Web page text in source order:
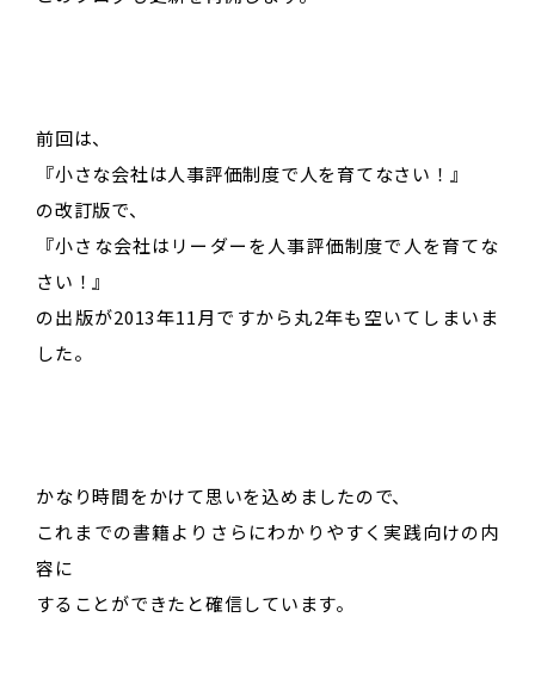
前回は、
『小さな会社は人事評価制度で人を育てなさい！』
の改訂版で、
『小さな会社はリーダーを人事評価制度で人を育てな
さい！』
の出版が2013年11月ですから丸2年も空いてしまいま
した。
かなり時間をかけて思いを込めましたので、
これまでの書籍よりさらにわかりやすく実践向けの内
容に
することができたと確信しています。